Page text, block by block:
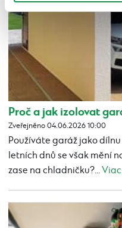
Proč a jak izolovat
Zveřejněno 04.06.2026 10:00
Používáte garáž jako
letních dnů se však mění
zase na chladničku?...Viac